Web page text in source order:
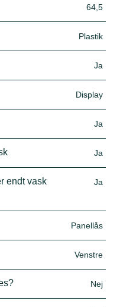
64,5
Plastik
Ja
Display
Ja
Ja
endt vask
Ja
Panellås
Venstre
Nej